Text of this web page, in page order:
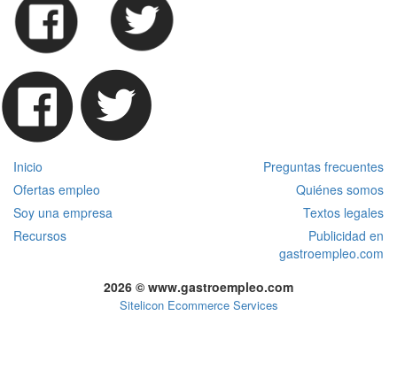
Inicio
Preguntas frecuentes
Ofertas empleo
Quiénes somos
Soy una empresa
Textos legales
Recursos
Publicidad en
gastroempleo.com
2026 © www.gastroempleo.com
Sitelicon Ecommerce Services